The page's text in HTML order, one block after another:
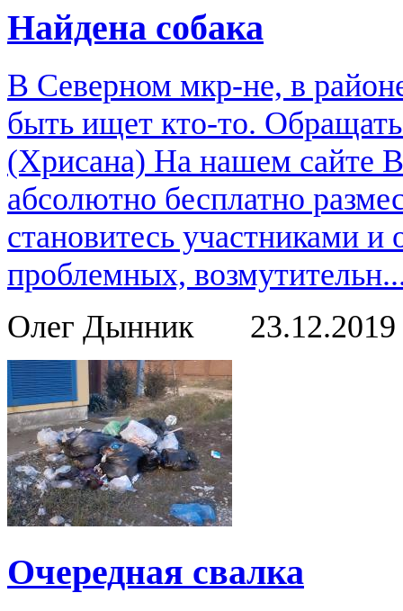
Найдена собака
В Северном мкр-не, в
быть ищет кто-то.
(Хрисана) На нашем сайте
абсолютно бесплатно
становитесь участниками
проблемных,
Олег Дынник
23.12.2019
Очередная свалка